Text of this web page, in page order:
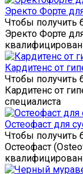
Эректо Форте
Чтобы получить
Эректо Форте
Кардитенс от
Чтобы получить
Кардитенс от
специалиста
Остеофаст для
Чтобы получить
Остеофаст